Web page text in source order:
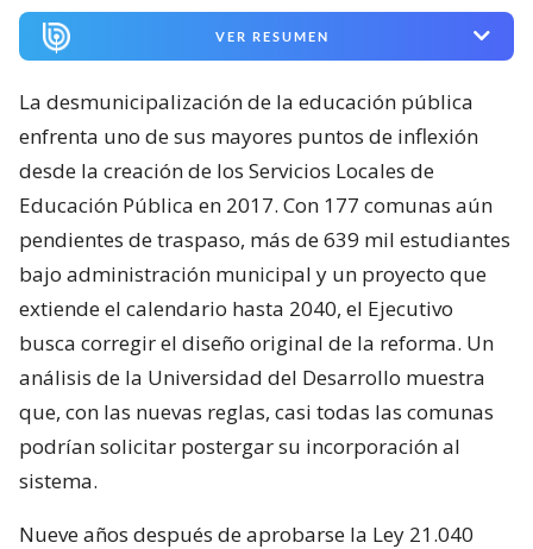
VER RESUMEN
La desmunicipalización de la educación pública
enfrenta uno de sus mayores puntos de inflexión
desde la creación de los Servicios Locales de
Educación Pública en 2017. Con 177 comunas aún
pendientes de traspaso, más de 639 mil estudiantes
bajo administración municipal y un proyecto que
extiende el calendario hasta 2040, el Ejecutivo
busca corregir el diseño original de la reforma. Un
análisis de la Universidad del Desarrollo muestra
que, con las nuevas reglas, casi todas las comunas
podrían solicitar postergar su incorporación al
sistema.
Nueve años después de aprobarse la Ley 21.040